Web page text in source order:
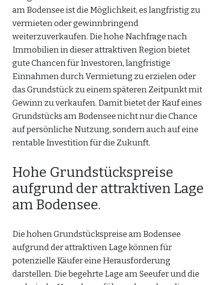
am Bodensee ist die Möglichkeit, es langfristig zu
vermieten oder gewinnbringend
weiterzuverkaufen. Die hohe Nachfrage nach
Immobilien in dieser attraktiven Region bietet
gute Chancen für Investoren, langfristige
Einnahmen durch Vermietung zu erzielen oder
das Grundstück zu einem späteren Zeitpunkt mit
Gewinn zu verkaufen. Damit bietet der Kauf eines
Grundstücks am Bodensee nicht nur die Chance
auf persönliche Nutzung, sondern auch auf eine
rentable Investition für die Zukunft.
Hohe Grundstückspreise
aufgrund der attraktiven Lage
am Bodensee.
Die hohen Grundstückspreise am Bodensee
aufgrund der attraktiven Lage können für
potenzielle Käufer eine Herausforderung
darstellen. Die begehrte Lage am Seeufer und die